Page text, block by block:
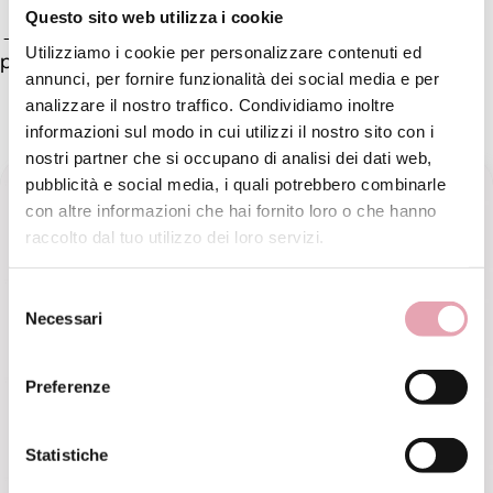
Questo sito web utilizza i cookie
Utilizziamo i cookie per personalizzare contenuti ed
annunci, per fornire funzionalità dei social media e per
analizzare il nostro traffico. Condividiamo inoltre
informazioni sul modo in cui utilizzi il nostro sito con i
nostri partner che si occupano di analisi dei dati web,
pubblicità e social media, i quali potrebbero combinarle
con altre informazioni che hai fornito loro o che hanno
raccolto dal tuo utilizzo dei loro servizi.
delNecessari
Preferenze
Statistiche
→ Guarda il video qui nell’articolo per vedere tutti i
prodotti del Kit Detox INTENSIVE.
SCOPRI I NOSTRI PRODOTTI